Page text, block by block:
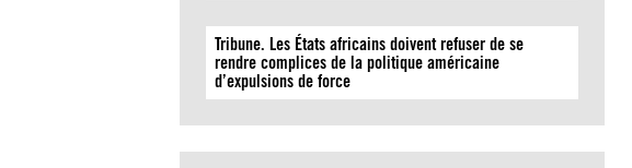
Tribune. Les États africains doivent refuser de se
rendre complices de la politique américaine
d’expulsions de force